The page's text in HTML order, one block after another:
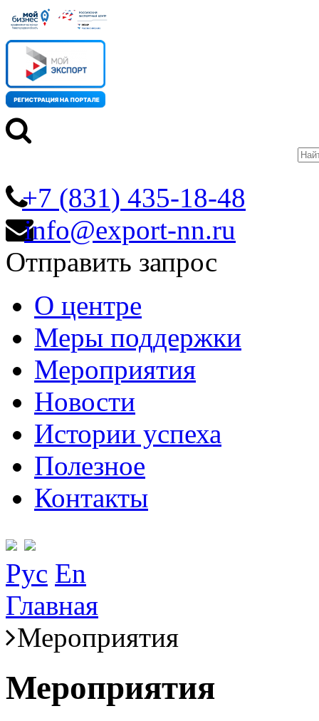
+7 (831) 435-18-48
info@export-nn.ru
Отправить запрос
О центре
Меры поддержки
Мероприятия
Новости
Истории успеха
Полезное
Контакты
Рус En
Главная
Мероприятия
Мероприятия